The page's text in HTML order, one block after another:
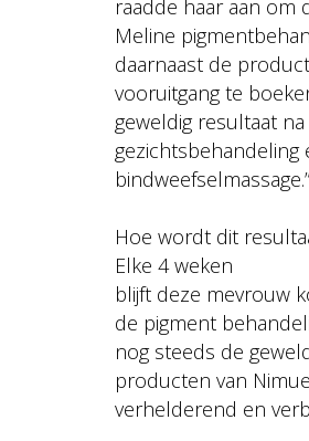
raadde haar aan om
Meline
daarnaast de
vooruitgang te
geweldig resultaat
bindweefselmassage.”
Hoe wordt dit
Elke 4 weken
blijft deze mevrouw
de pigment
nog steeds de
producten van
verhelderend en